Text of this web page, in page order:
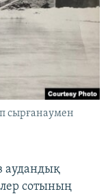
сырғанаумен
аудандық
сотының